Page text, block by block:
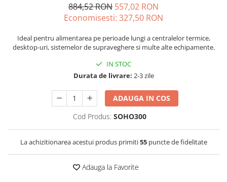
Pachete complete stocare energie
Sisteme fotovoltaice complete
Sisteme fotovoltaice de putere
mica (rulota/caravan/case de
Pachete sisteme fotovoltaice
Statii de incarcare vehicule
electrice
Statii de incarcare
Cabluri de incarcare vehicule
884,52 RON 557,02 RON
Economisesti: 327,50 RON
Ideal pentru alimentarea pe perioade lungi a centralelor termice,
desktop-uri, sistemelor de supraveghere si multe alte echipamente.
IN STOC
Durata de livrare: 2-3 zile
ADAUGA IN COS
Cod Produs: SOHO300
La achizitionarea acestui produs primiti55puncte de fidelitate
Adauga la Favorite